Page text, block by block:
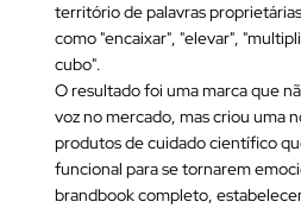
território de palavras
como "encaixar", "elevar",
cubo".
O resultado foi uma marca que
voz no mercado, mas criou uma
produtos de cuidado científico
funcional para se tornarem
brandbook completo,